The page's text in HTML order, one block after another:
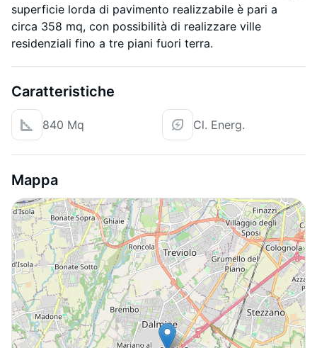
superficie lorda di pavimento realizzabile è pari a
circa 358 mq, con possibilità di realizzare ville
residenziali fino a tre piani fuori terra.
Caratteristiche
840 Mq Cl. Energ.
Mappa